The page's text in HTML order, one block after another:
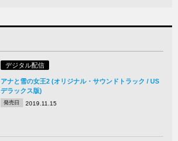
デジタル配信
アナと雪の女王2 (オリジナル・サウンドトラック / US
デラックス版)
発売日 2019.11.15